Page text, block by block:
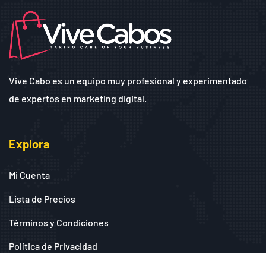
Vive Cabo es un equipo muy profesional y experimentado
de expertos en marketing digital.
Explora
Mi Cuenta
Lista de Precios
Términos y Condiciones
Política de Privacidad